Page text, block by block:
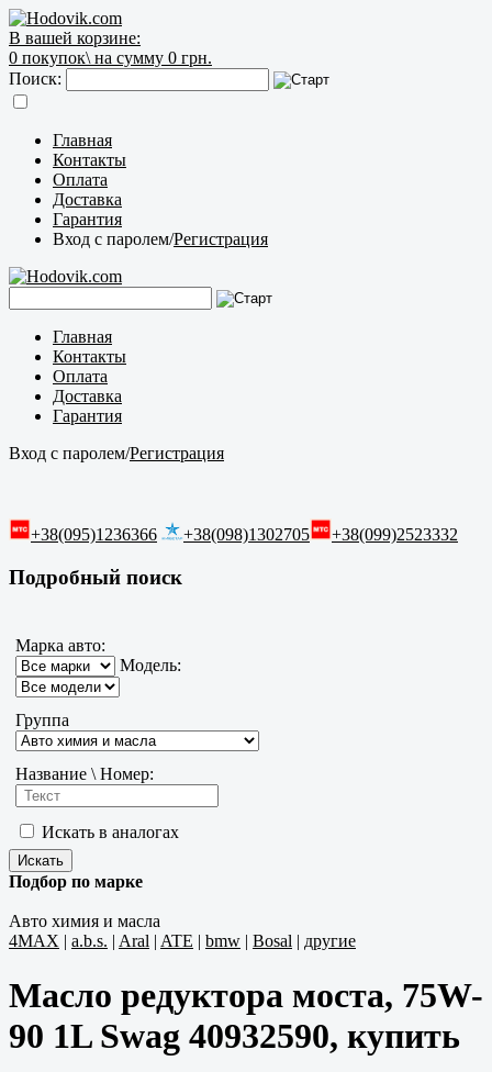
В вашей корзине:
0 покупок\ на сумму 0 грн.
Поиск:
Главная
Контакты
Оплата
Доставка
Гарантия
Вход с паролем/Регистрация
Главная
Контакты
Оплата
Доставка
Гарантия
Вход с паролем/Регистрация
+38(095)1236366 +38(098)1302705 +38(099)2523332
Подробный поиск
Марка авто:
Модель:
Группа
Название \ Номер:
Искать в аналогах
Подбор по марке
Авто химия и масла
4MAX | a.b.s. | Aral | ATE | bmw | Bosal | другие
Масло редуктора моста, 75W-
90 1L Swag 40932590, купить